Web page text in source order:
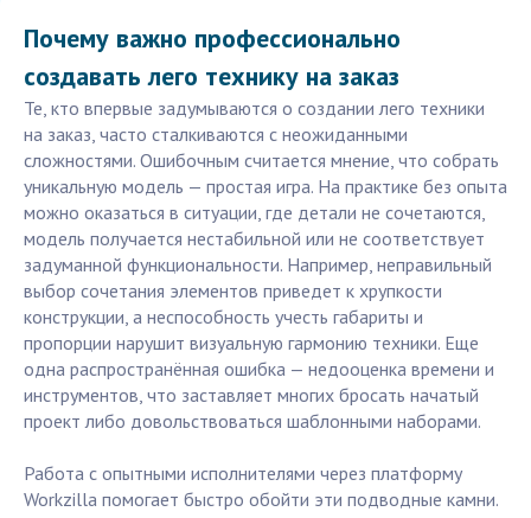
Почему важно профессионально
создавать лего технику на заказ
Те, кто впервые задумываются о создании лего техники
на заказ, часто сталкиваются с неожиданными
сложностями. Ошибочным считается мнение, что собрать
уникальную модель — простая игра. На практике без опыта
можно оказаться в ситуации, где детали не сочетаются,
модель получается нестабильной или не соответствует
задуманной функциональности. Например, неправильный
выбор сочетания элементов приведет к хрупкости
конструкции, а неспособность учесть габариты и
пропорции нарушит визуальную гармонию техники. Еще
одна распространённая ошибка — недооценка времени и
инструментов, что заставляет многих бросать начатый
проект либо довольствоваться шаблонными наборами.
Работа с опытными исполнителями через платформу
Workzilla помогает быстро обойти эти подводные камни.